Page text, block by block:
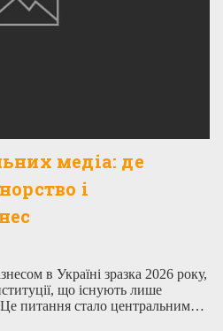
медіа: де
і
в Україні зразка 2026 року,
що існують лише
Це питання стало центральним…